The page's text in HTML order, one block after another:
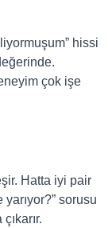
hissi
çok işe
Hatta iyi pair
sorusu